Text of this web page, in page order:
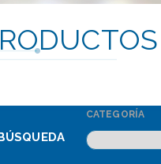
CATEGORÍA